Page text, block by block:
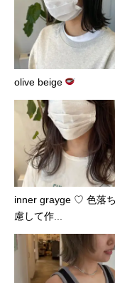
olive beige
inner grayge ♡ 色落
慮して作...